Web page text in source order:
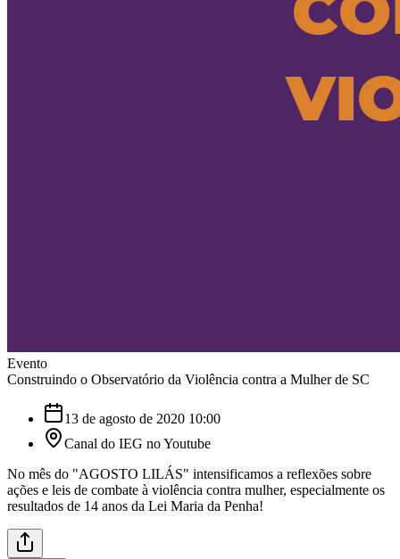
Evento
Construindo o Observatório da Violência contra a Mulher de SC
13 de agosto de 2020 10:00
Canal do IEG no Youtube
No mês do "AGOSTO LILÁS" intensificamos a reflexões sobre
ações e leis de combate à violência contra mulher, especialmente os
resultados de 14 anos da Lei Maria da Penha!